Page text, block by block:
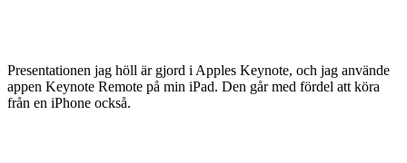
Presentationen jag höll är gjord i Apples Keynote, och jag använde
appen Keynote Remote på min iPad. Den går med fördel att köra
från en iPhone också.